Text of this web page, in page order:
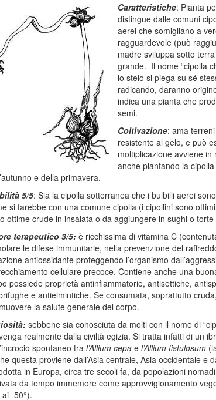
Caratteristiche: Pianta
distingue dalle comuni
aerei che somigliano a
ragguardevole (può
madre sviluppa sotto
grande. Il nome “cipolla
lo stelo si piega su sé
radicando, daranno
indica una pianta che
semi.
Coltivazione: ama
resistente al gelo, e può
moltiplicazione avviene
anche piantando la
e della primavera.
5/5: Sia la cipolla sotterranea che i bulbilli aerei
si farebbe con una comune cipolla (i cipollini sono
ottime crude in insalata o da aggiungere in sughi o torte
terapeutico 3/5: è ricchissima di vitamina C
le difese immunitarie, nella prevenzione del
antiossidante proteggendo l’organismo
cellulare precoce. Contiene anche una
possiede proprietà antinfiammatorie, antisettiche,
e antielmintiche. Se consumata, soprattutto
la salute generale del corpo.
sebbene sia conosciuta da molti con il nome di
realmente dalla civiltà egizia. Si tratta infatti di un
spontaneo tra l’Allium cepa e l’Allium fistulosum
questa proviene dall’Asia centrale, Asia occidentale e
in Europa, circa tre secoli fa, da popolazioni
da tempo immemore come approvvigionamento
-50°).